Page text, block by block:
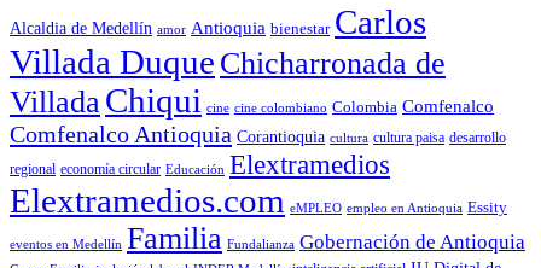
Alcaldia de Medellín amor Antioquia bienestar Carlos
Villada Duque Chicharronada de
Villada Chiqui cine cine colombiano Colombia Comfenalco
Comfenalco Antioquia Corantioquia cultura cultura paisa desarrollo
regional economía circular Educación Elextramedios
Elextramedios.com eMPLEO empleo en Antioquia Essity
eventos en Medellín Familia Fundalianza Gobernación de Antioquia